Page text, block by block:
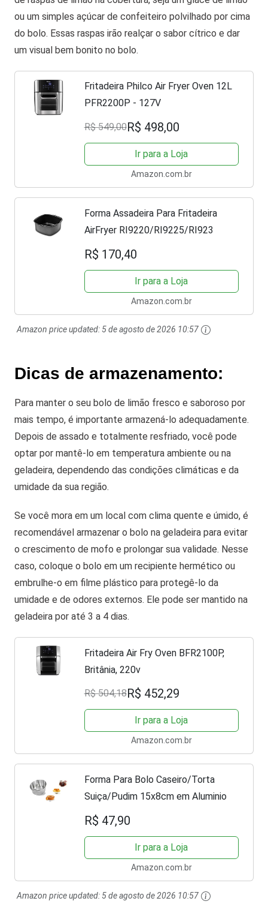
ou um simples açúcar de confeiteiro polvilhado por cima
do bolo. Essas raspas irão realçar o sabor cítrico e dar
um visual bem bonito no bolo.
Fritadeira Philco Air Fryer Oven 12L
PFR2200P - 127V
R$ 549,00R$ 498,00
Ir para a Loja
Amazon.com.br
Forma Assadeira Para Fritadeira
AirFryer RI9220/RI9225/RI923
R$ 170,40
Ir para a Loja
Amazon.com.br
Amazon price updated: 5 de agosto de 2026 10:57
Dicas de armazenamento:
Para manter o seu bolo de limão fresco e saboroso por
mais tempo, é importante armazená-lo adequadamente.
Depois de assado e totalmente resfriado, você pode
optar por mantê-lo em temperatura ambiente ou na
geladeira, dependendo das condições climáticas e da
umidade da sua região.
Se você mora em um local com clima quente e úmido, é
recomendável armazenar o bolo na geladeira para evitar
o crescimento de mofo e prolongar sua validade. Nesse
caso, coloque o bolo em um recipiente hermético ou
embrulhe-o em filme plástico para protegê-lo da
umidade e de odores externos. Ele pode ser mantido na
geladeira por até 3 a 4 dias.
Fritadeira Air Fry Oven BFR2100P,
Britânia, 220v
R$ 504,18R$ 452,29
Ir para a Loja
Amazon.com.br
Forma Para Bolo Caseiro/Torta
Suiça/Pudim 15x8cm em Aluminio
R$ 47,90
Ir para a Loja
Amazon.com.br
Amazon price updated: 5 de agosto de 2026 10:57